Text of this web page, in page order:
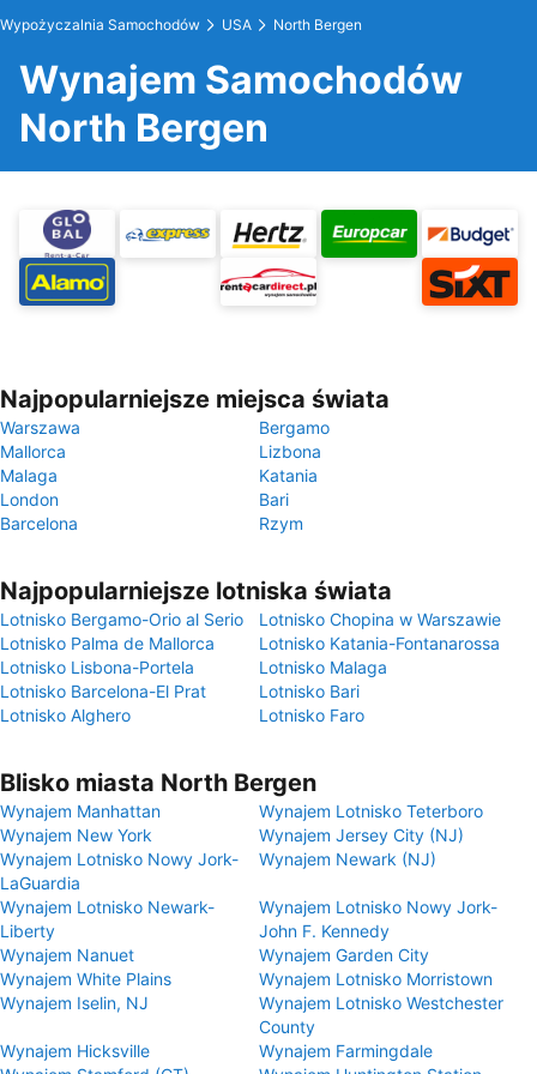
Wypożyczalnia Samochodów USA North Bergen
Wynajem Samochodów
North Bergen
Najpopularniejsze miejsca świata
Warszawa
Bergamo
Mallorca
Lizbona
Malaga
Katania
London
Bari
Barcelona
Rzym
Najpopularniejsze lotniska świata
Lotnisko Bergamo-Orio al Serio
Lotnisko Chopina w Warszawie
Lotnisko Palma de Mallorca
Lotnisko Katania-Fontanarossa
Lotnisko Lisbona-Portela
Lotnisko Malaga
Lotnisko Barcelona-El Prat
Lotnisko Bari
Lotnisko Alghero
Lotnisko Faro
Blisko miasta North Bergen
Wynajem Manhattan
Wynajem Lotnisko Teterboro
Wynajem New York
Wynajem Jersey City (NJ)
Wynajem Lotnisko Nowy Jork-
LaGuardia
Wynajem Newark (NJ)
Wynajem Lotnisko Newark-
Liberty
Wynajem Lotnisko Nowy Jork-
John F. Kennedy
Wynajem Nanuet
Wynajem Garden City
Wynajem White Plains
Wynajem Lotnisko Morristown
Wynajem Iselin, NJ
Wynajem Lotnisko Westchester
County
Wynajem Hicksville
Wynajem Farmingdale